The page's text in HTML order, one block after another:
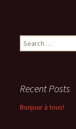
Search
for:
Recent Posts
Bonjour à tous!